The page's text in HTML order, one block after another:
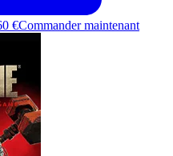
€Commander maintenant